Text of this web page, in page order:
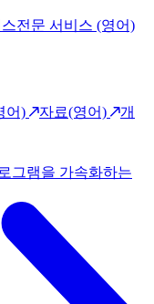
전문 서비스 (영어)
어) 자료(영어)
개
그램을 가속화하는